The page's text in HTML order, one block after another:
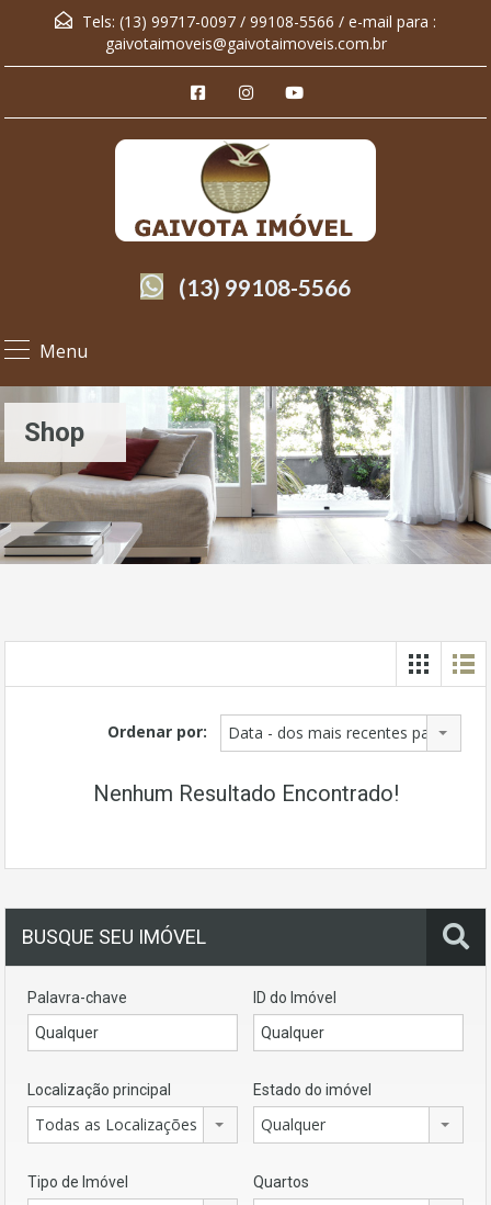
Tels: (13) 99717-0097 / 99108-5566 / e-mail para :
gaivotaimoveis@gaivotaimoveis.com.br
(13) 99108-5566
Menu
Shop
Ordenar por: Data - dos mais recentes para os
Nenhum Resultado Encontrado!
BUSQUE SEU IMÓVEL
Palavra-chave ID do Imóvel
Localização principal
Todas as Localizações
Estado do imóvel
Qualquer
Tipo de Imóvel Quartos